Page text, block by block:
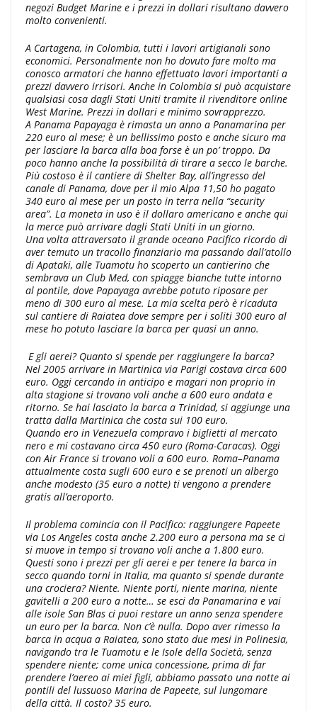
negozi Budget Marine e i prezzi in dollari risultano davvero
molto convenienti.
A Cartagena, in Colombia, tutti i lavori artigianali sono
economici. Personalmente non ho dovuto fare molto ma
conosco armatori che hanno effettuato lavori importanti a
prezzi davvero irrisori. Anche in Colombia si può acquistare
qualsiasi cosa dagli Stati Uniti tramite il rivenditore online
West Marine. Prezzi in dollari e minimo sovrapprezzo.
A Panama Papayaga è rimasta un anno a Panamarina per
220 euro al mese; è un bellissimo posto e anche sicuro ma
per lasciare la barca alla boa forse è un po’ troppo. Da
poco hanno anche la possibilità di tirare a secco le barche.
Più costoso è il cantiere di Shelter Bay, all’ingresso del
canale di Panama, dove per il mio Alpa 11,50 ho pagato
340 euro al mese per un posto in terra nella “security
area”. La moneta in uso è il dollaro americano e anche qui
la merce può arrivare dagli Stati Uniti in un giorno.
Una volta attraversato il grande oceano Pacifico ricordo di
aver temuto un tracollo finanziario ma passando dall’atollo
di Apataki, alle Tuamotu ho scoperto un cantierino che
sembrava un Club Med, con spiagge bianche tutte intorno
al pontile, dove Papayaga avrebbe potuto riposare per
meno di 300 euro al mese. La mia scelta però è ricaduta
sul cantiere di Raiatea dove sempre per i soliti 300 euro al
mese ho potuto lasciare la barca per quasi un anno.
E gli aerei? Quanto si spende per raggiungere la barca?
Nel 2005 arrivare in Martinica via Parigi costava circa 600
euro. Oggi cercando in anticipo e magari non proprio in
alta stagione si trovano voli anche a 600 euro andata e
ritorno. Se hai lasciato la barca a Trinidad, si aggiunge una
tratta dalla Martinica che costa sui 100 euro.
Quando ero in Venezuela compravo i biglietti al mercato
nero e mi costavano circa 450 euro (Roma-Caracas). Oggi
con Air France si trovano voli a 600 euro. Roma–Panama
attualmente costa sugli 600 euro e se prenoti un albergo
anche modesto (35 euro a notte) ti vengono a prendere
gratis all’aeroporto.
Il problema comincia con il Pacifico: raggiungere Papeete
via Los Angeles costa anche 2.200 euro a persona ma se ci
si muove in tempo si trovano voli anche a 1.800 euro.
Questi sono i prezzi per gli aerei e per tenere la barca in
secco quando torni in Italia, ma quanto si spende durante
una crociera? Niente. Niente porti, niente marina, niente
gavitelli a 200 euro a notte… se esci da Panamarina e vai
alle isole San Blas ci puoi restare un anno senza spendere
un euro per la barca. Non c’è nulla. Dopo aver rimesso la
barca in acqua a Raiatea, sono stato due mesi in Polinesia,
navigando tra le Tuamotu e le Isole della Società, senza
spendere niente; come unica concessione, prima di far
prendere l’aereo ai miei figli, abbiamo passato una notte ai
pontili del lussuoso Marina de Papeete, sul lungomare
della città. Il costo? 35 euro.